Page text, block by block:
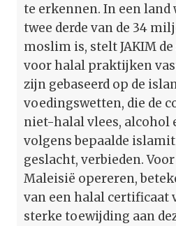
te erkennen. In een land
twee derde van de 34
moslim is, stelt JAKIM
voor halal praktijken
zijn gebaseerd op de
voedingswetten, die de
niet-halal vlees, alcohol
volgens bepaalde
geslacht, verbieden.
Maleisië opereren,
van een halal certificaat
sterke toewijding aan